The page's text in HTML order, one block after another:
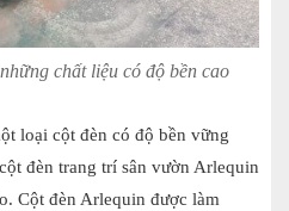
chất liệu có độ bền cao
loại cột đèn có độ bền vững
đèn trang trí sân vườn Arlequin
Cột đèn Arlequin được làm